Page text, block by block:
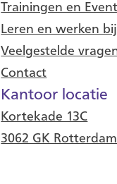
Trainingen en
Leren en werken bij
Veelgestelde
Contact
Kantoor locatie
Kortekade 13C
3062 GK Rotterdam